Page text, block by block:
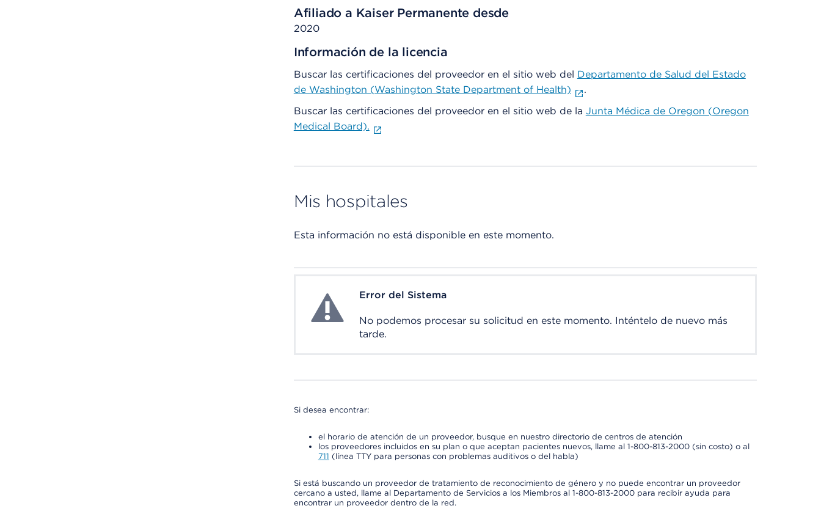
Afiliado a Kaiser Permanente desde
2020
Información de la licencia
Buscar las certificaciones del proveedor en el sitio web del Departamento de Salud del Estado
de Washington (Washington State Department of Health)
.
Buscar las certificaciones del proveedor en el sitio web de la Junta Médica de Oregon (Oregon
Medical Board).
Mis hospitales
Esta información no está disponible en este momento.
System ErrorError del Sistema
No podemos procesar su solicitud en este momento. Inténtelo de nuevo más
tarde.
Si desea encontrar:
el horario de atención de un proveedor, busque en nuestro directorio de centros de atención
los proveedores incluidos en su plan o que aceptan pacientes nuevos, llame al 1-800-813-2000 (sin costo) o al
711 (línea TTY para personas con problemas auditivos o del habla)
Si está buscando un proveedor de tratamiento de reconocimiento de género y no puede encontrar un proveedor
cercano a usted, llame al Departamento de Servicios a los Miembros al 1-800-813-2000 para recibir ayuda para
encontrar un proveedor dentro de la red.